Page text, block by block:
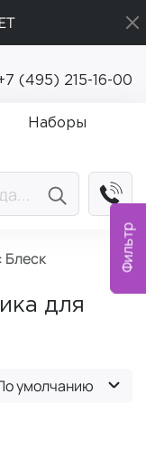
Фильтр
5 000₽
5 000₽
(495) 215-16-00
Наборы
Блеск
для
умолчанию